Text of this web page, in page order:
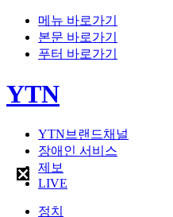
메뉴 바로가기
본문 바로가기
푸터 바로가기
YTN
YTN브랜드채널
장애인 서비스
제보
LIVE
정치